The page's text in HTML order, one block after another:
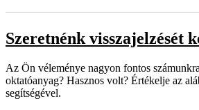
Szeretnénk visszajelzését
Az Ön véleménye nagyon fontos
oktatóanyag? Hasznos volt? Értékelje az
segítségével.